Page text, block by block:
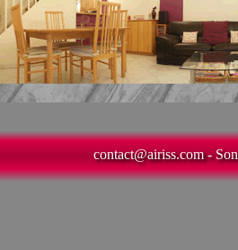
contact@airiss.com-